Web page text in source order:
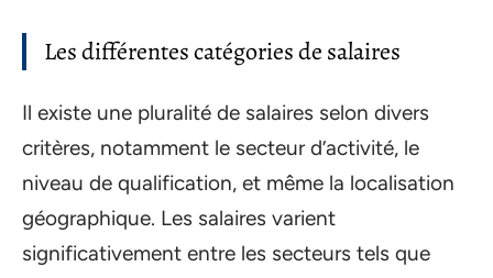
Les différentes catégories de salaires
Il existe une pluralité de salaires selon divers
critères, notamment le secteur d’activité, le
niveau de qualification, et même la localisation
géographique. Les salaires varient
significativement entre les secteurs tels que